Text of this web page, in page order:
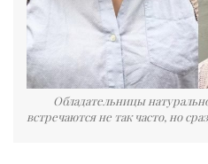
Обладательницы
встречаются не так часто, но